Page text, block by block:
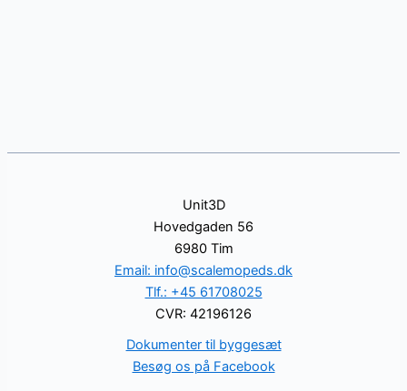
Unit3D
Hovedgaden 56
6980 Tim
Email: info@scalemopeds.dk
Tlf.: +45 61708025
CVR: 42196126
Dokumenter til byggesæt
Besøg os på Facebook